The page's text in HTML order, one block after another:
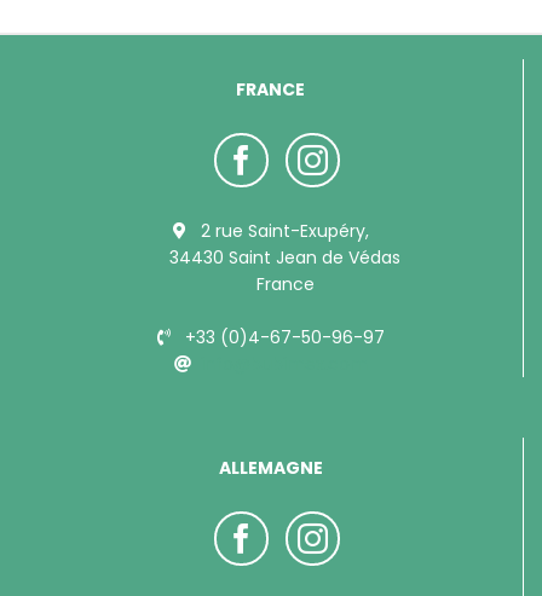
FRANCE
2 rue Saint-Exupéry,
34430 Saint Jean de Védas
France
+33 (0)4-67-50-96-97
ALLEMAGNE